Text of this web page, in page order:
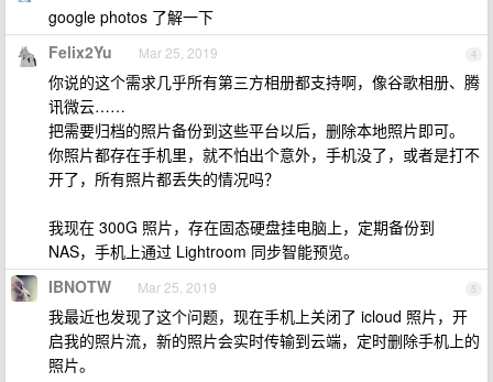
google photos 了解一下
4
Felix2Yu Mar 25, 2019
你说的这个需求几乎所有第三方相册都支持啊，像谷歌相册、腾
讯微云……
把需要归档的照片备份到这些平台以后，删除本地照片即可。
你照片都存在手机里，就不怕出个意外，手机没了，或者是打不
开了，所有照片都丢失的情况吗？
我现在 300G 照片，存在固态硬盘挂电脑上，定期备份到
NAS，手机上通过 Lightroom 同步智能预览。
5
IBNOTW Mar 25, 2019
我最近也发现了这个问题，现在手机上关闭了 icloud 照片，开
启我的照片流，新的照片会实时传输到云端，定时删除手机上的
照片。